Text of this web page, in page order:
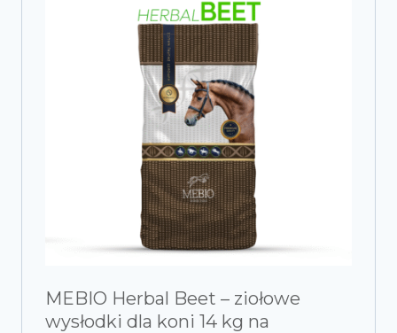
MEBIO Herbal Beet – ziołowe
wysłodki dla koni 14 kg na